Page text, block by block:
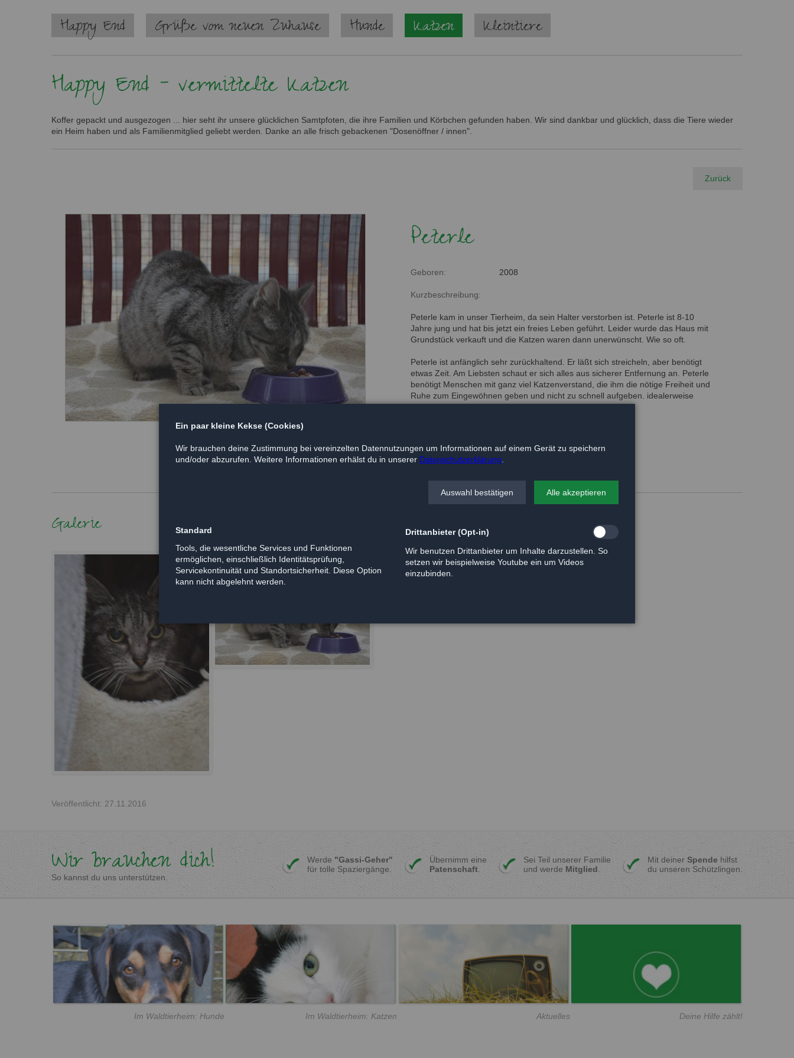
Navigation
überspringen
Happy End Grüße vom neuen Zuhause Hunde Katzen Kleintiere
Happy End - vermittelte Katzen
Koffer gepackt und ausgezogen ... hier seht ihr unsere glücklichen Samtpfoten, die ihre Familien und Körbchen gefunden haben. Wir sind dankbar und glücklich, dass die Tiere wieder
ein Heim haben und als Familienmitglied geliebt werden. Danke an alle frisch gebackenen "Dosenöffner / innen".
Zurück
Peterle
Geboren: 2008
Kurzbeschreibung:
Peterle kam in unser Tierheim, da sein Halter verstorben ist. Peterle ist 8-10
Jahre jung und hat bis jetzt ein freies Leben geführt. Leider wurde das Haus mit
Grundstück verkauft und die Katzen waren dann unerwünscht. Wie so oft.
Peterle ist anfänglich sehr zurückhaltend. Er läßt sich streicheln, aber benötigt
etwas Zeit. Am Liebsten schaut er sich alles aus sicherer Entfernung an. Peterle
benötigt Menschen mit ganz viel Katzenverstand, die ihm die nötige Freiheit und
Ruhe zum Eingewöhnen geben und nicht zu schnell aufgeben. idealerweise
sollten bereits andere Katzen im Haushalt vorhanden sein.
Galerie
Veröffentlicht: 27.11.2016
Wir brauchen dich!
So kannst du uns unterstützen.
Werde "Gassi-Geher"
für tolle Spaziergänge.
Übernimm eine
Patenschaft
Sei Teil unserer Familie
und werde Mitglied
Mit deiner Spende hilfst
du unseren Schützlingen.
Im Waldtierheim: Hunde Im Waldtierheim: Katzen Aktuelles Deine Hilfe zählt!
Ein paar kleine Kekse (Cookies)
Wir brauchen deine Zustimmung bei vereinzelten Datennutzungen um Informationen auf einem Gerät zu speichern
und/oder abzurufen. Weitere Informationen erhälst du in unserer Datenschutzerklärung.
Auswahl bestätigen Alle akzeptieren
Standard
Tools, die wesentliche Services und Funktionen
ermöglichen, einschließlich Identitätsprüfung,
Servicekontinuität und Standortsicherheit. Diese Option
kann nicht abgelehnt werden.
Drittanbieter (Opt-in)
Wir benutzen Drittanbieter um Inhalte darzustellen. So
setzen wir beispielweise Youtube ein um Videos
einzubinden.